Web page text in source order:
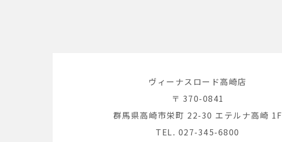
ヴィーナスロード高崎店
〒 370-0841
群馬県高崎市栄町 22-30 エテルナ高崎 1F
TEL. 027-345-6800